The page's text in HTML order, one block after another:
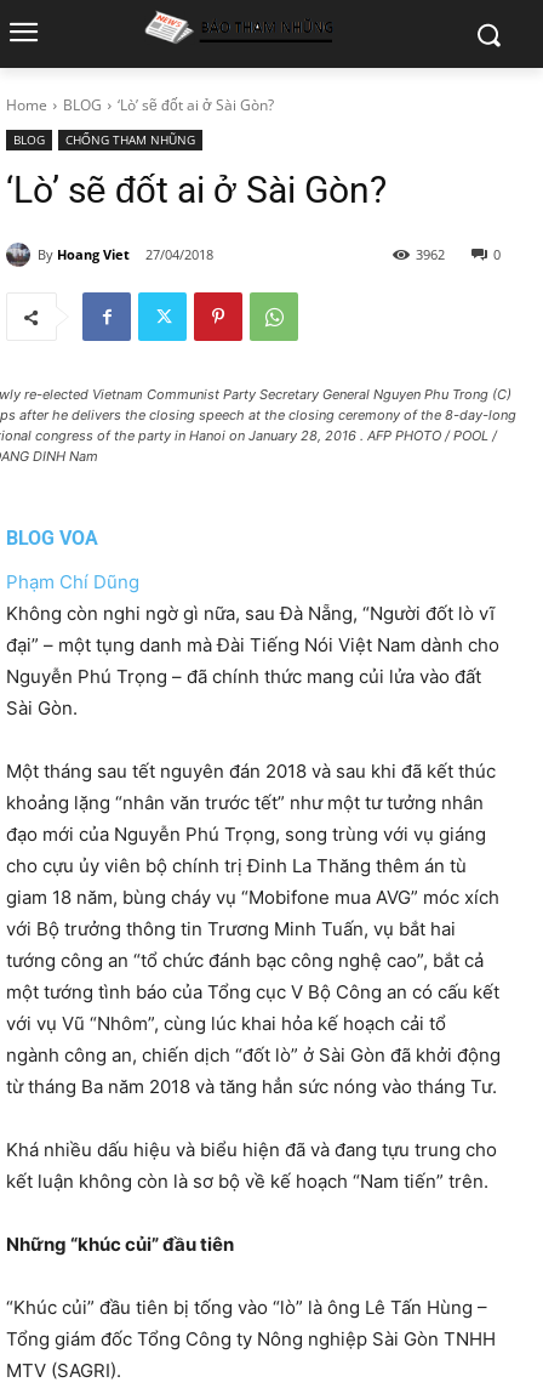
Home BLOG ‘Lò’ sẽ đốt ai ở Sài Gòn?
BLOG CHỐNG THAM NHŨNG
‘Lò’ sẽ đốt ai ở Sài Gòn?
By Hoang Viet 27/04/2018 0
3962
re-elected Vietnam Communist Party Secretary General Nguyen Phu Trong (C)
after he delivers the closing speech at the closing ceremony of the 8-day-long
congress of the party in Hanoi on January 28, 2016 . AFP PHOTO / POOL /
DINH Nam
BLOG VOA
Phạm Chí Dũng
Không còn nghi ngờ gì nữa, sau Đà Nẵng, “Người đốt lò vĩ
đại” – một tụng danh mà Đài Tiếng Nói Việt Nam dành cho
Nguyễn Phú Trọng – đã chính thức mang củi lửa vào đất
Sài Gòn.
Một tháng sau tết nguyên đán 2018 và sau khi đã kết thúc
khoảng lặng “nhân văn trước tết” như một tư tưởng nhân
đạo mới của Nguyễn Phú Trọng, song trùng với vụ giáng
cho cựu ủy viên bộ chính trị Đinh La Thăng thêm án tù
giam 18 năm, bùng cháy vụ “Mobifone mua AVG” móc xích
với Bộ trưởng thông tin Trương Minh Tuấn, vụ bắt hai
tướng công an “tổ chức đánh bạc công nghệ cao”, bắt cả
một tướng tình báo của Tổng cục V Bộ Công an có cấu kết
với vụ Vũ “Nhôm”, cùng lúc khai hỏa kế hoạch cải tổ
ngành công an, chiến dịch “đốt lò” ở Sài Gòn đã khởi động
từ tháng Ba năm 2018 và tăng hẳn sức nóng vào tháng Tư.
Khá nhiều dấu hiệu và biểu hiện đã và đang tựu trung cho
kết luận không còn là sơ bộ về kế hoạch “Nam tiến” trên.
Những “khúc củi” đầu tiên
“Khúc củi” đầu tiên bị tống vào “lò” là ông Lê Tấn Hùng –
Tổng giám đốc Tổng Công ty Nông nghiệp Sài Gòn TNHH
MTV (SAGRI).